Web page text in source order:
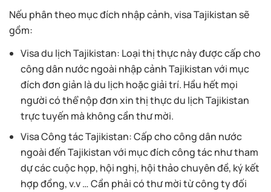
Nếu phân theo mục đích nhập cảnh, visa Tajikistan sẽ
gồm:
Visa du lịch Tajikistan: Loại thị thực này được cấp cho
công dân nước ngoài nhập cảnh Tajikistan với mục
đích đơn giản là du lịch hoặc giải trí. Hầu hết mọi
người có thể nộp đơn xin thị thực du lịch Tajikistan
trực tuyến mà không cần thư mời.
Visa Công tác Tajikistan: Cấp cho công dân nước
ngoài đến Tajikistan với mục đích công tác như tham
dự các cuộc họp, hội nghị, hội thảo chuyên đề, ký kết
hợp đồng, v.v … Cần phải có thư mời từ công ty đối